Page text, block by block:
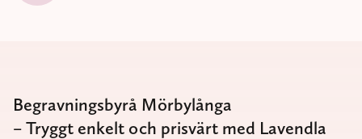
Begravningsbyrå Mörbylånga
– Tryggt enkelt och prisvärt med Lavendla